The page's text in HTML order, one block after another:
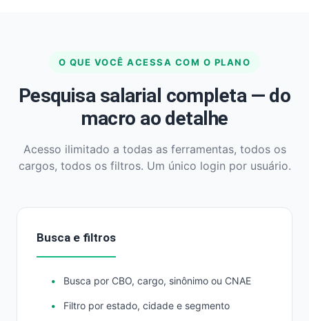
O QUE VOCÊ ACESSA COM O PLANO
Pesquisa salarial completa — do
macro ao detalhe
Acesso ilimitado a todas as ferramentas, todos os
cargos, todos os filtros. Um único login por usuário.
Busca e filtros
Busca por CBO, cargo, sinônimo ou CNAE
Filtro por estado, cidade e segmento